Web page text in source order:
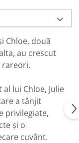
Chloe, două
au crescut
rareori.
lui Chloe, Julie
a tânjit
privilegiate,
și o
cuvânt.